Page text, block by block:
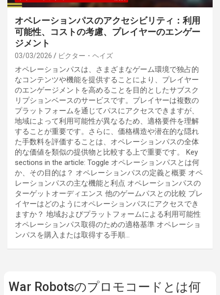
オペレーションパスのアクセシビリティ：利用
可能性、コストの考慮、プレイヤーのエンゲー
ジメント
03/03/2026 ビクター・ヘイズ
オペレーションパスは、さまざまなゲーム環境で独占的
なコンテンツや機能を提供することにより、プレイヤー
のエンゲージメントを高めることを目的としたサブスク
リプションベースのサービスです。プレイヤーは複数の
プラットフォームを通じてパスにアクセスできますが、
地域によって利用可能性が異なるため、適格要件を理解
することが重要です。さらに、価格構造や潜在的な隠れ
た手数料を評価することは、オペレーションパスの全体
的な価値を類似の提供物と比較する上で重要です。 Key
sections in the article: Toggle オペレーションパスとは何
か、その目的は？ オペレーションパスの定義と概要 オペ
レーションパスの主な機能と利点 オペレーションパスの
ターゲットオーディエンス 他のゲームパスとの比較 プレ
イヤーはどのようにオペレーションパスにアクセスでき
ますか？ 地域およびプラットフォームによる利用可能性
オペレーションパス取得のための適格基準 オペレーショ
ンパスを購入または取得する手順…
War Robotsのプロモコードとは何